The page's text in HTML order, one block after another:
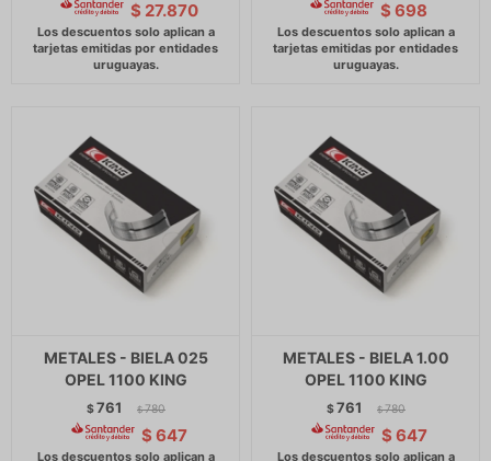
$ 27.870 $ 698
METALES - BIELA 025
OPEL 1100 KING
$761 $ 780
$ 647
METALES - BIELA 1.00
OPEL 1100 KING
$761 $ 780
$ 647